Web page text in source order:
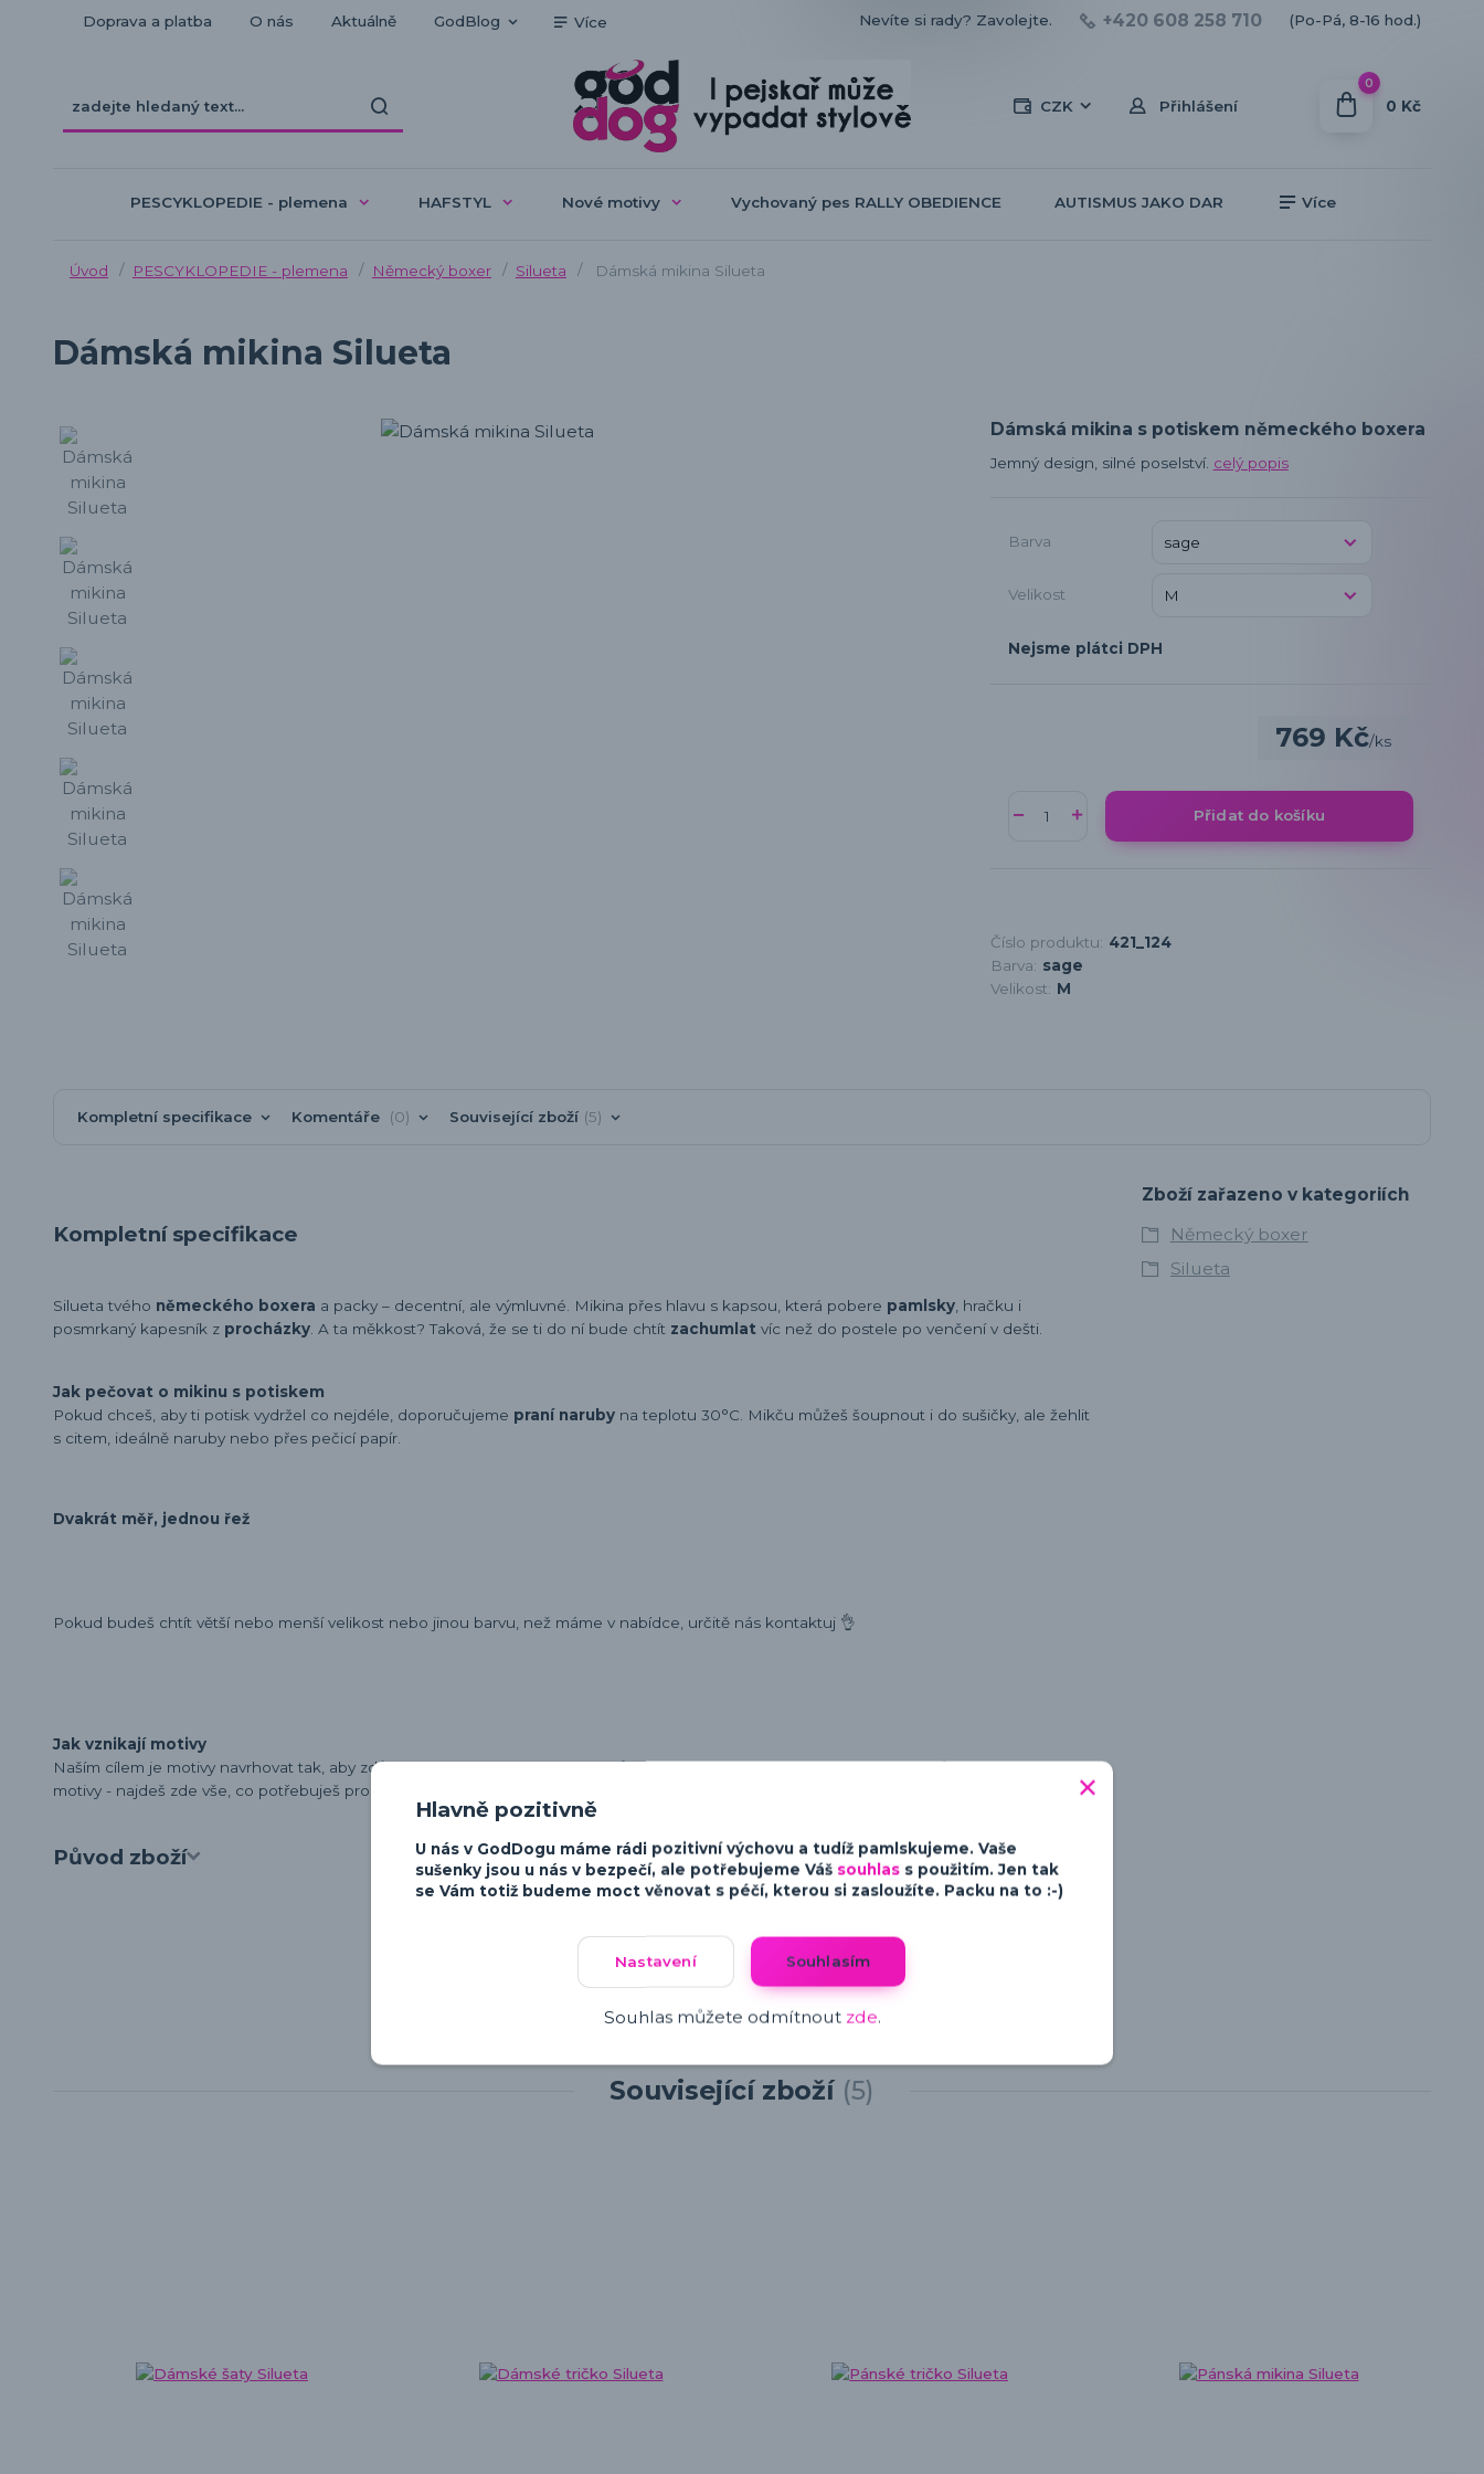
Doprava a platba O nás Aktuálně GodBlog Více
CZK Přihlášení
Nevíte si rady? Zavolejte. +420 608 258 710 (Po-Pá, 8-16 hod.)
0
0 Kč
PESCYKLOPEDIE - plemena HAFSTYL Nové motivy Vychovaný pes RALLY OBEDIENCE AUTISMUS JAKO DAR Více
Úvod PESCYKLOPEDIE - plemena Německý boxer Silueta Dámská mikina Silueta
Dámská mikina Silueta
Dámská mikina s potiskem německého boxera
Jemný design, silné poselství. celý popis
Barva
Velikost
Nejsme plátci DPH
769 Kč/ks
Přidat do košíku
Číslo produktu: 421_124
Barva: sage
Velikost: M
Kompletní specifikace Komentáře 0 Související zboží 5
Kompletní specifikace
Silueta tvého německého boxera a packy – decentní, ale výmluvné. Mikina přes hlavu s kapsou, která pobere pamlsky , hračku i
posmrkaný kapesník z procházky . A ta měkkost? Taková, že se ti do ní bude chtít zachumlat víc než do postele po venčení v dešti.
Jak pečovat o mikinu s potiskem
Pokud chceš, aby ti potisk vydržel co nejdéle, doporučujeme praní naruby na teplotu 30°C. Mikču můžeš šoupnout i do sušičky, ale žehlit
s citem, ideálně naruby nebo přes pečicí papír.
Dvakrát měř, jednou řež
Pokud budeš chtít větší nebo menší velikost nebo jinou barvu, než máme v nabídce, určitě nás kontaktuj 👌
Jak vznikají motivy
Naším cílem je motivy navrhovat tak, aby zdůraznily osobnost a charakter psů. Od minimalistických a moderních designů po vtipné a hravé
motivy - najdeš zde vše, co potřebuješ pro vyjádření své lásky ke psům.
Původ zboží
Zboží zařazeno v kategoriích
Německý boxer
Silueta
Související zboží 5
Hlavně pozitivně
U nás v GodDogu máme rádi pozitivní výchovu a tudíž pamlskujeme. Vaše
sušenky jsou u nás v bezpečí, ale potřebujeme Váš souhlas s použitím. Jen tak
se Vám totiž budeme moct věnovat s péčí, kterou si zasloužíte. Packu na to :-)
Nastavení Souhlasím
Souhlas můžete odmítnout zde.